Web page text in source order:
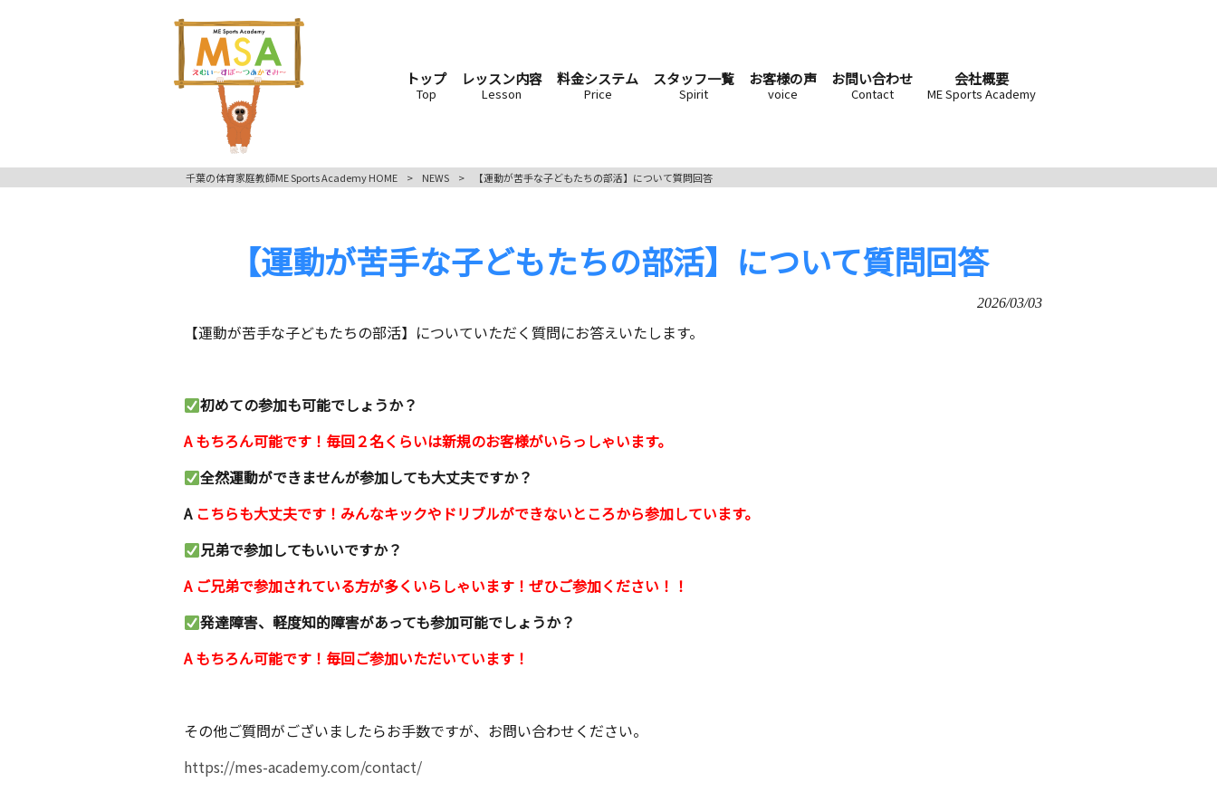
トップ
Top
レッスン内容
Lesson
料金システム
Price
スタッフ一覧
Spirit
お客様の声
voice
お問い合わせ
Contact
会社概要
ME Sports Academy
千葉の体育家庭教師ME Sports Academy HOME > NEWS > 【運動が苦手な子どもたちの部活】について質問回答
【運動が苦手な子どもたちの部活】について質問回答
2026/03/03
【運動が苦手な子どもたちの部活】についていただく質問にお答えいたします。
初めての参加も可能でしょうか？
A もちろん可能です！毎回２名くらいは新規のお客様がいらっしゃいます。
全然運動ができませんが参加しても大丈夫ですか？
A こちらも大丈夫です！みんなキックやドリブルができないところから参加しています。
兄弟で参加してもいいですか？
A ご兄弟で参加されている方が多くいらしゃいます！ぜひご参加ください！！
発達障害、軽度知的障害があっても参加可能でしょうか？
A もちろん可能です！毎回ご参加いただいています！
その他ご質問がございましたらお手数ですが、お問い合わせください。
https://mes-academy.com/contact/